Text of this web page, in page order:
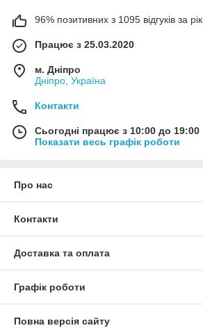
96% позитивних з 1095 відгуків за рік
Працює з 25.03.2020
м. Дніпро
Дніпро, Україна
Контакти
Сьогодні працює з 10:00 до 19:00
Показати весь графік роботи
Про нас
Контакти
Доставка та оплата
Графік роботи
Повна версія сайту